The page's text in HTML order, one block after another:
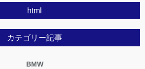
html
カテゴリー記事
BMW